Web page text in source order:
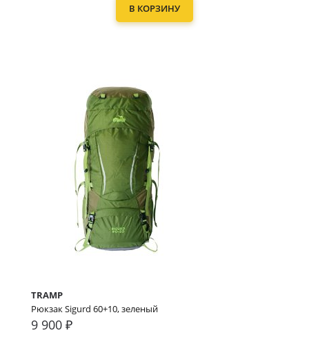
В КОРЗИНУ
TRAMP
Рюкзак Sigurd 60+10, зеленый
9 900 ₽